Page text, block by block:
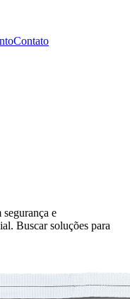
Contato
e
Buscar soluções para